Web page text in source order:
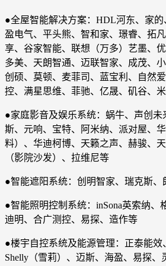
●全屋智能解决方案：HDL河东、家
盈电气、平头熊、智和家、璟睿、拓
享、谷家智能、联想（万多）艺墨、
多美、天朗智通、迈联智家、成茂、
创硕、莫顿、麦菲司、蓝宝利、自然
控、满星思维、菲驰、亿晟、矶谷、
●家庭影音及娱乐系统：蜗牛、声创未
斯、元响、宝特、阿米纳、派对屋、
料）、华迪柯博、天籁之声、赫骏、
（影院沙发）、拉维尼等
●智能遮阳系统：创明智家、瑞克斯、
●智能照明控制系统：inSona英索纳、
迪明、合广测控、易探、造作等
●楼宇自控系统及能源管理：正泰能效
Shelly（雪莉）、迈斯、海盈、易探、